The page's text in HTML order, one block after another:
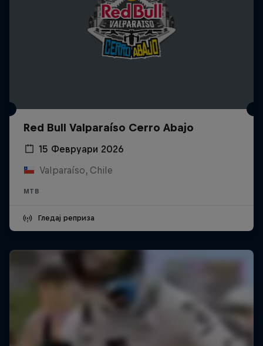
Red Bull Valparaíso Cerro Abajo
15 Февруари 2026
Valparaíso, Chile
MTB
Гледај реприза